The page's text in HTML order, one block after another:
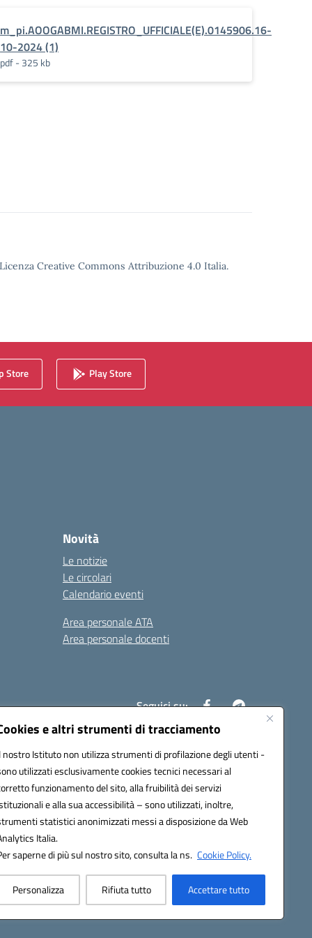
e altri strumenti di tracciamento
nostro Istituto non utilizza strumenti di profilazione degli utenti -
utilizzati esclusivamente cookies tecnici necessari al
funzionamento del sito, alla fruibilità dei servizi
e alla sua accessibilità – sono utilizzati, inoltre,
statistici anonimizzati messi a disposizione da Web
Italia.
saperne di più sul nostro sito, consulta la ns. Cookie Policy.
Personalizza Rifiuta tutto Accettare tutto
m_pi.AOOGABMI.REGISTRO_UFFICIALE(E).0145906.16-
10-2024 (1)
pdf - 325 kb
Creative Commons Attribuzione 4.0 Italia.
Store Play Store
Novità
Le notizie
Le circolari
Calendario eventi
Area personale ATA
Area personale docenti
Seguici su: